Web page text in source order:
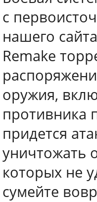
с
нашего
Remake
оружия,
противника
придется
уничтожать
которых не
сумейте